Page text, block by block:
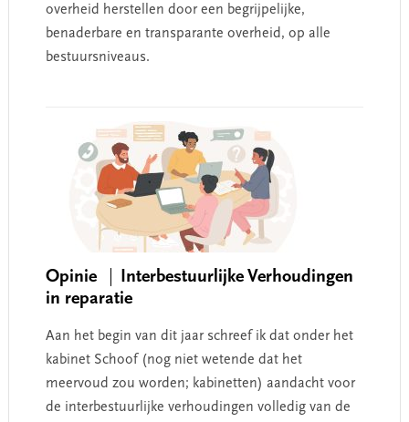
overheid herstellen door een begrijpelijke,
benaderbare en transparante overheid, op alle
bestuursniveaus.
Opinie
Interbestuurlijke Verhoudingen
in reparatie
Aan het begin van dit jaar schreef ik dat onder het
kabinet Schoof (nog niet wetende dat het
meervoud zou worden; kabinetten) aandacht voor
de interbestuurlijke verhoudingen volledig van de